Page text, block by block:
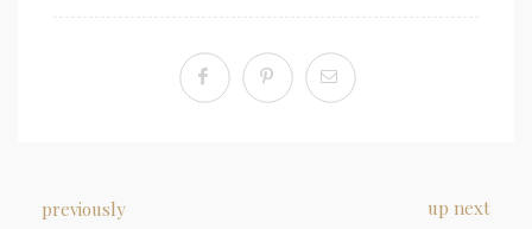
previously
up next